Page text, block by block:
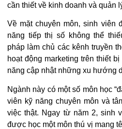
cần thiết về kinh doanh và quản
Về mặt chuyên môn, sinh viên
năng tiếp thị số không thể
pháp làm chủ các kênh truyền
hoạt động marketing trên thiết
năng cập nhật những xu hướng
Ngành này có một số môn học
viên kỹ năng chuyên môn và
việc thật. Ngay từ năm 2, sinh
được học một môn thú vị mang